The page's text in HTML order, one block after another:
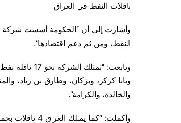
ناقلات النفط في العراق
النفط، ومن ثم دعم اقتصادها”.
وتابعت:
وبابا كركر، وبزكان، وطارق بن زياد،
والخالدة، والكرامة”.